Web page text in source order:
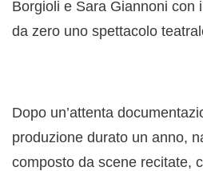
Borgioli e Sara Giannoni con
da zero uno spettacolo
Dopo un’attenta
produzione durato un anno,
composto da scene recitate,